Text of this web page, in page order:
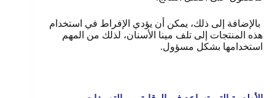
بالإضافة إلى ذلك، يمكن أن يؤدي الإفراط في استخدام
هذه المنتجات إلى تلف مينا الأسنان، لذلك من المهم
استخدامها بشكل مسؤول.